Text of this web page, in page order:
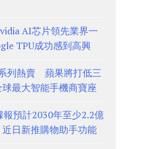
AI芯片領先業界一
TPU成功感到高興
列熱賣 蘋果將打低三
最大智能手機商寶座
報預計2030年至少2.2億
日新推購物助手功能